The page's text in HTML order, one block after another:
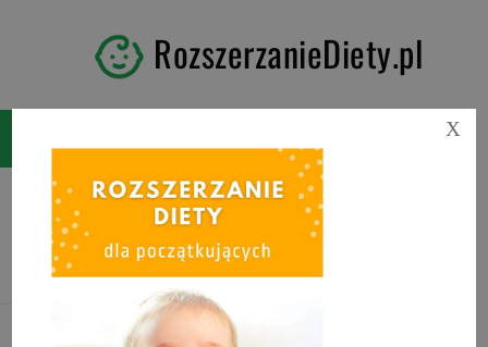
RozszerzanieDiety.pl
Tag:czy tubki są zdrowe
X